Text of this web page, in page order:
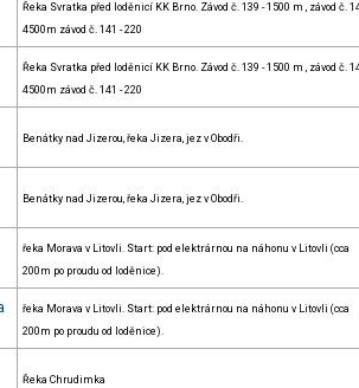
Řeka Svratka před loděnicí KK Brno. Závod č. 139 - 1500 m , závod č.
4500m závod č. 141 - 220
Řeka Svratka před loděnicí KK Brno. Závod č. 139 - 1500 m , závod č.
4500m závod č. 141 - 220
Benátky nad Jizerou, řeka Jizera, jez v Obodři.
Benátky nad Jizerou, řeka Jizera, jez v Obodři.
řeka Morava v Litovli. Start: pod elektrárnou na náhonu v Litovli (cca
200m po proudu od loděnice).
řeka Morava v Litovli. Start: pod elektrárnou na náhonu v Litovli (cca
200m po proudu od loděnice).
Řeka Chrudimka